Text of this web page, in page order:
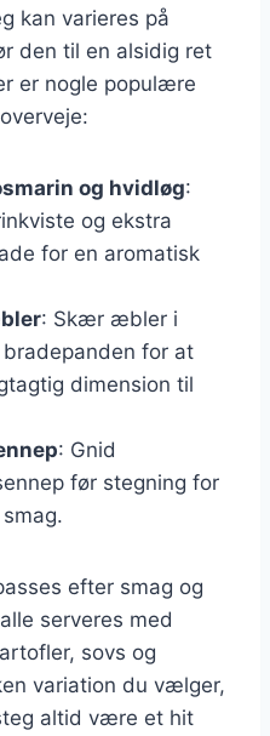
kan varieres på
den til en alsidig ret
er nogle populære
og hvidløg:
og ekstra
for en aromatisk
: Skær æbler i
for at
dimension til
: Gnid
før stegning for
efter smag og
serveres med
sovs og
variation du vælger,
altid være et hit